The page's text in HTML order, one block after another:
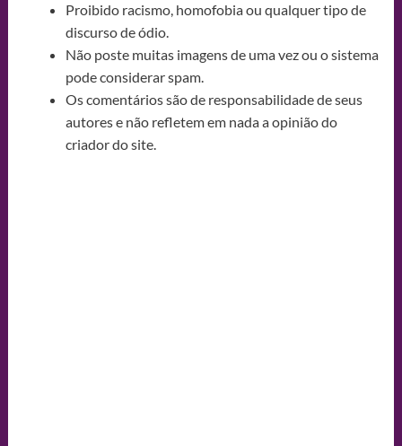
Proibido racismo, homofobia ou qualquer tipo de
discurso de ódio.
Não poste muitas imagens de uma vez ou o sistema
pode considerar spam.
Os comentários são de responsabilidade de seus
autores e não refletem em nada a opinião do
criador do site.